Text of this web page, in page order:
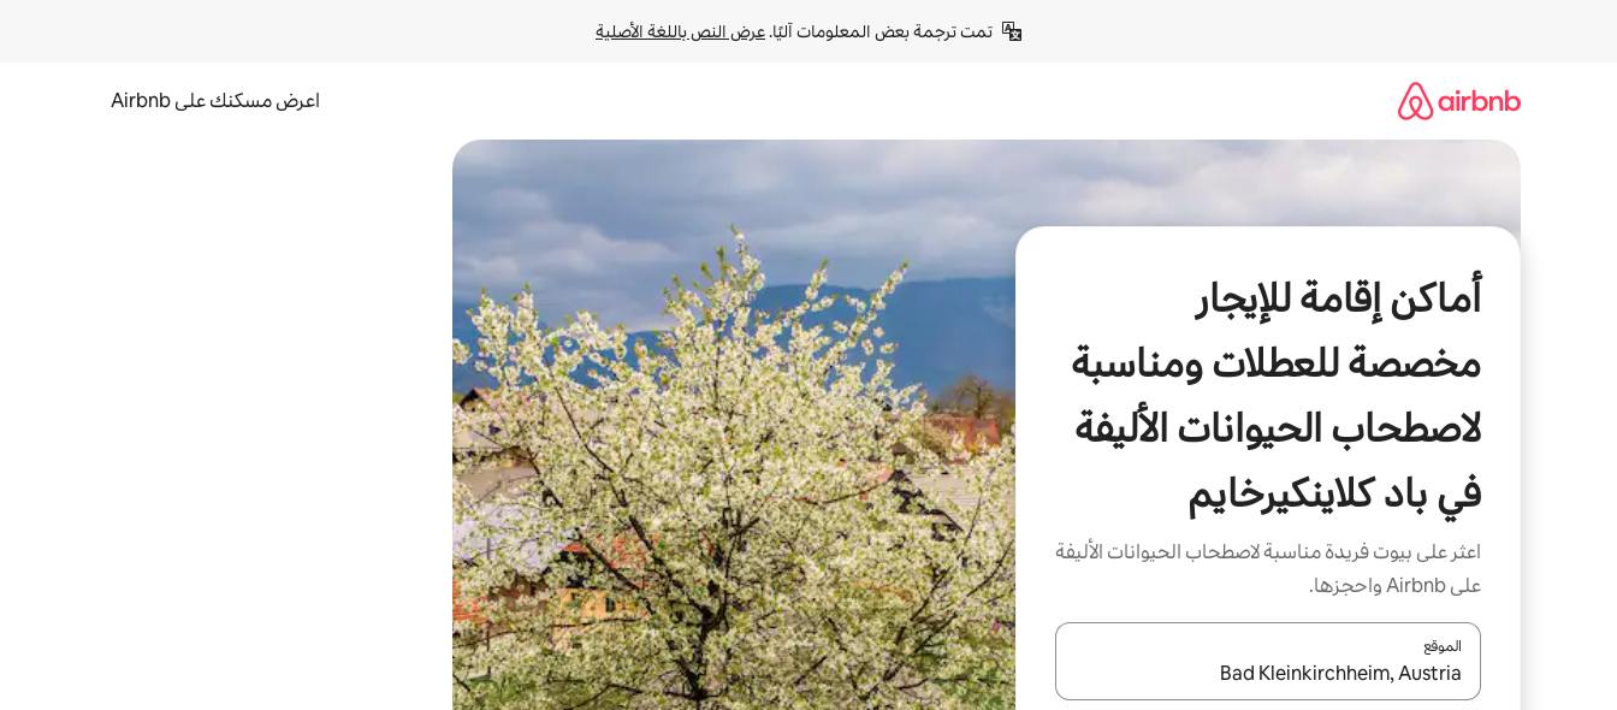
تمت ترجمة بعض المعلومات آليًا. عرض النص باللغة الأصلية
اعرض مسكنك على Airbnb
أماكن إقامة للإيجار
مخصصة للعطلات ومناسبة
لاصطحاب الحيوانات الأليفة
في باد كلاينكيرخايم
اعثر على بيوت فريدة مناسبة لاصطحاب الحيوانات الأليفة
على Airbnb واحجزها.
الموقع
عند توفر النتائج، انتقل باستخدام السهمين لأعلى ولأسفل أو استكشف عن طريق اللمس أو السحب.